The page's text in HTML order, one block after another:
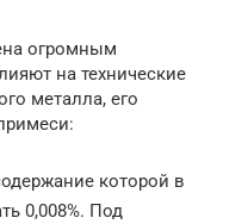
огромным
на технические
металла, его
которой в
0,008%. Под